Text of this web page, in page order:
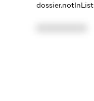
dossier.notInList